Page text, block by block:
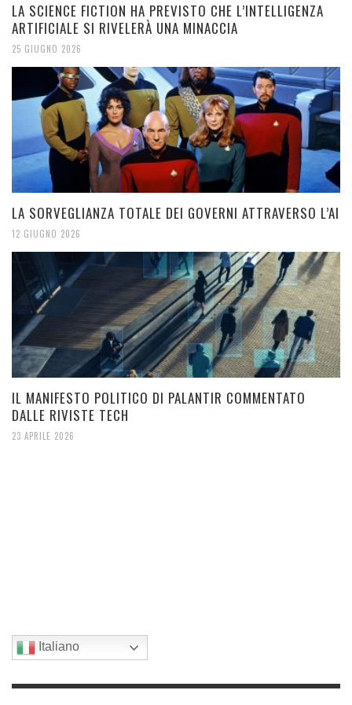
LA SCIENCE FICTION HA PREVISTO CHE L’INTELLIGENZA
ARTIFICIALE SI RIVELERÀ UNA MINACCIA
25 GIUGNO 2026
LA SORVEGLIANZA TOTALE DEI GOVERNI ATTRAVERSO L’AI
12 GIUGNO 2026
IL MANIFESTO POLITICO DI PALANTIR COMMENTATO
DALLE RIVISTE TECH
23 APRILE 2026
Italiano